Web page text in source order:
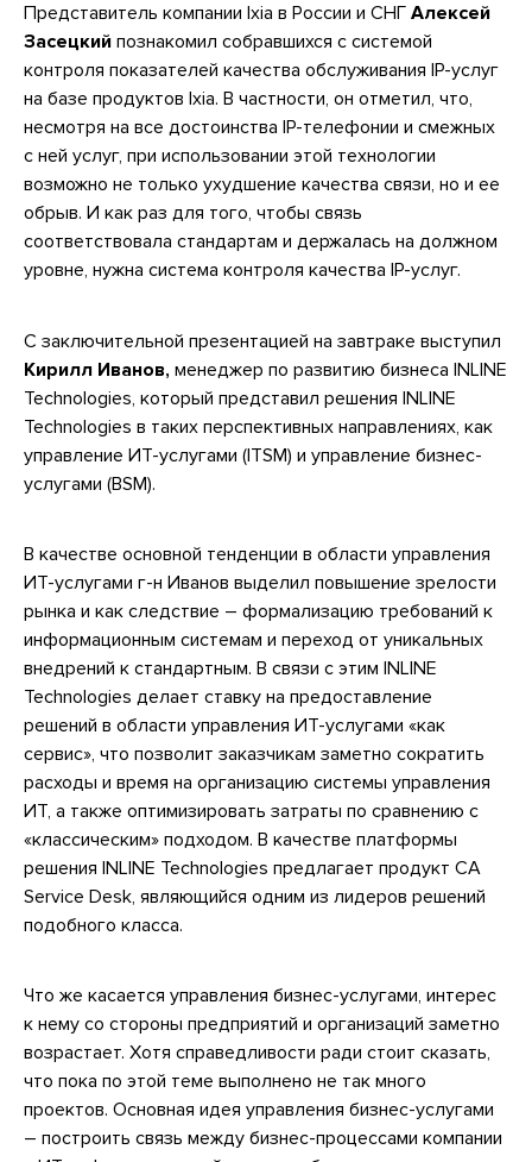
Представитель компании Ixia в России и СНГ Алексей
Засецкий познакомил собравшихся с системой
контроля показателей качества обслуживания IP-услуг
на базе продуктов Ixia. В частности, он отметил, что,
несмотря на все достоинства IP-телефонии и смежных
с ней услуг, при использовании этой технологии
возможно не только ухудшение качества связи, но и ее
обрыв. И как раз для того, чтобы связь
соответствовала стандартам и держалась на должном
уровне, нужна система контроля качества IP-услуг.
С заключительной презентацией на завтраке выступил
Кирилл Иванов, менеджер по развитию бизнеса INLINE
Technologies, который представил решения INLINE
Technologies в таких перспективных направлениях, как
управление ИТ-услугами (ITSM) и управление бизнес-
услугами (BSM).
В качестве основной тенденции в области управления
ИТ-услугами г-н Иванов выделил повышение зрелости
рынка и как следствие – формализацию требований к
информационным системам и переход от уникальных
внедрений к стандартным. В связи с этим INLINE
Technologies делает ставку на предоставление
решений в области управления ИТ-услугами «как
сервис», что позволит заказчикам заметно сократить
расходы и время на организацию системы управления
ИТ, а также оптимизировать затраты по сравнению с
«классическим» подходом. В качестве платформы
решения INLINE Technologies предлагает продукт CA
Service Desk, являющийся одним из лидеров решений
подобного класса.
Что же касается управления бизнес-услугами, интерес
к нему со стороны предприятий и организаций заметно
возрастает. Хотя справедливости ради стоит сказать,
что пока по этой теме выполнено не так много
проектов. Основная идея управления бизнес-услугами
– построить связь между бизнес-процессами компании